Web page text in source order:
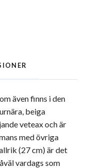
även finns i den
beiga
veteax och är
med övriga
(27 cm) är det
vardags som